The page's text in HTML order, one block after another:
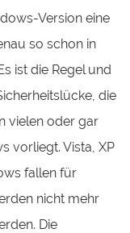
Version eine
so schon in
ist die Regel und
die
vielen oder gar
vorliegt. Vista, XP
fallen für
nicht mehr
Die